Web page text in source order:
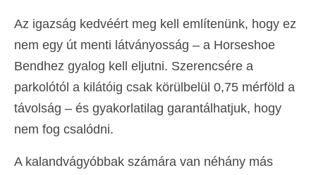
Az igazság kedvéért meg kell említenünk, hogy ez
nem egy út menti látványosság – a Horseshoe
Bendhez gyalog kell eljutni. Szerencsére a
parkolótól a kilátóig csak körülbelül 0,75 mérföld a
távolság – és gyakorlatilag garantálhatjuk, hogy
nem fog csalódni.
A kalandvágyóbbak számára van néhány más